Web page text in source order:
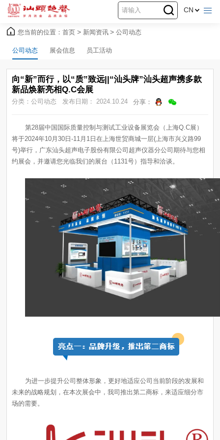
CN
您当前的位置：首页 > 新闻资讯 > 公司动态
公司动态 展会信息 员工活动
新品焕新亮相Q.C会展
分类：公司动态 发布日期： 2024.10.24 分享：
约展会，并邀请您光临我们的展台（1131号）指导和洽谈。
场的需要。